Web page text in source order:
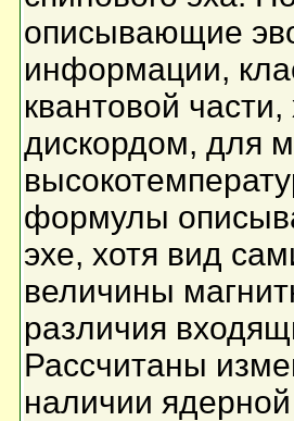
описывающие
информации,
квантовой
дискордом, для
формулы
эхе, хотя вид
величины
различия
Рассчитаны
наличии